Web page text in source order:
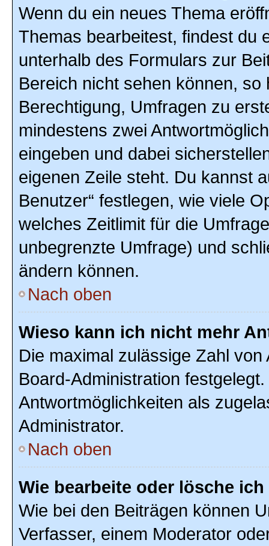
Wenn du ein neues Thema
Themas bearbeitest, findest du
unterhalb des Formulars zur
Bereich nicht sehen können,
Berechtigung, Umfragen zu
mindestens zwei
eingeben und dabei
eigenen Zeile steht. Du kannst
Benutzer“ festlegen, wie viele
welches Zeitlimit für die
unbegrenzte Umfrage) und
ändern können.
Nach oben
Wieso kann ich nicht mehr
Die maximal zulässige Zahl
Board-Administration
Antwortmöglichkeiten als
Administrator.
Nach oben
Wie bearbeite oder lösche
Wie bei den Beiträgen können
Verfasser, einem Moderator